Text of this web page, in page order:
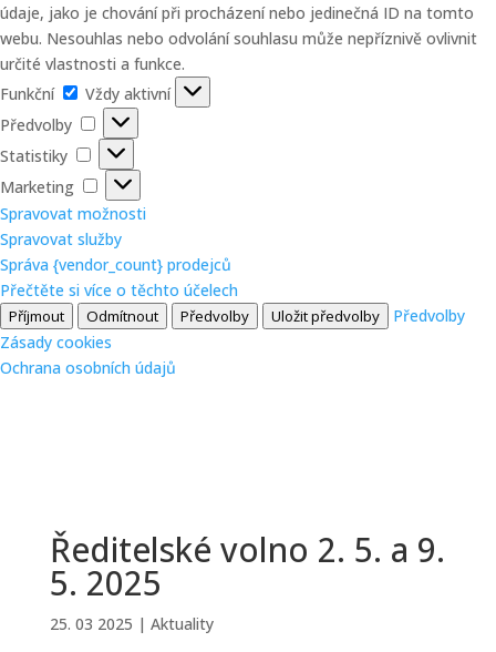
údaje, jako je chování při procházení nebo jedinečná ID na tomto
webu. Nesouhlas nebo odvolání souhlasu může nepříznivě ovlivnit
určité vlastnosti a funkce.
Funkční
Funkční
Vždy aktivní
Předvolby
Předvolby
Statistiky
Statistiky
Marketing
Marketing
Spravovat možnosti
Spravovat služby
Správa {vendor_count} prodejců
Přečtěte si více o těchto účelech
Příjmout Odmítnout Předvolby Uložit předvolby
Předvolby
Zásady cookies
Ochrana osobních údajů
Ředitelské volno 2. 5. a 9.
5. 2025
25. 03 2025 | Aktuality